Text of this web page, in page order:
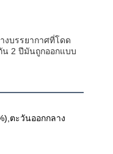
งบรรยากาศที่โดด
น 2 ปีมันถูกออกแบบ
ตะวันออกกลาง